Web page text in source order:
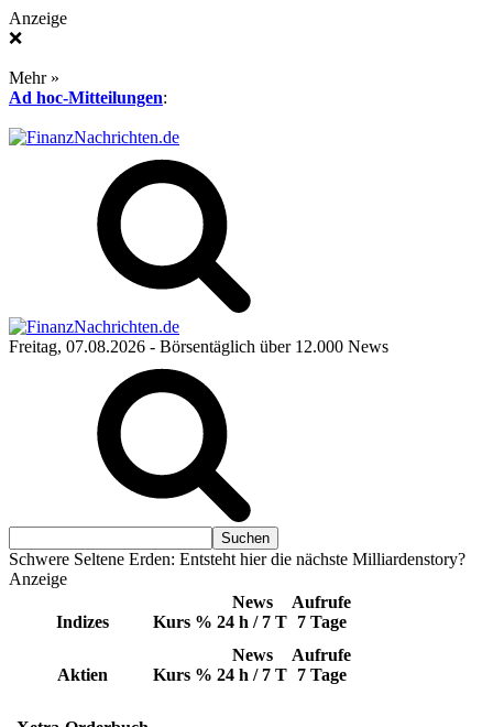
Anzeige
❌
Mehr »
Ad hoc-Mitteilungen:
Freitag, 07.08.2026 - Börsentäglich über 12.000 News
Schwere Seltene Erden: Entsteht hier die nächste Milliardenstory?
Anzeige
Indizes Kurs %
News
24 h / 7 T
Aufrufe
7 Tage
Aktien Kurs %
News
24 h / 7 T
Aufrufe
7 Tage